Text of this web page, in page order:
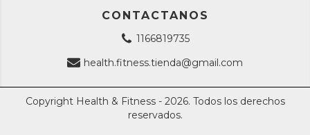
CONTACTANOS
1166819735
health.fitness.tienda@gmail.com
Copyright Health & Fitness - 2026. Todos los derechos
reservados.